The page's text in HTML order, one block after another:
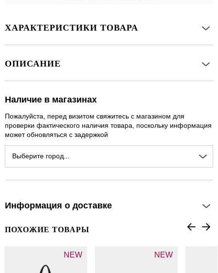
ХАРАКТЕРИСТИКИ ТОВАРА
ОПИСАНИЕ
Наличие в магазинах
Пожалуйста, перед визитом свяжитесь с магазином для
проверки фактического наличия товара, поскольку информация
может обновляться с задержкой
Выберите город...
Информация о доставке
ПОХОЖИЕ ТОВАРЫ
NEW NEW